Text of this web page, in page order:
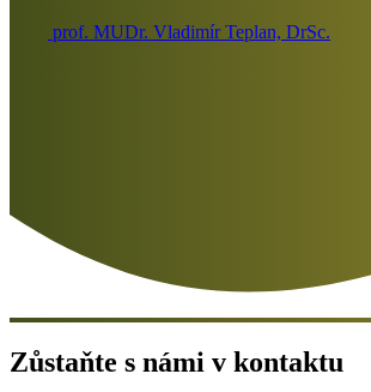
prof. MUDr. Vladimír Teplan, DrSc.
Zůstaňte s námi v kontaktu